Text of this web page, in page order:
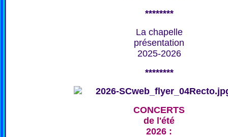
********
La chapelle
présentation
2025-2026
********
CONCERTS
de l'été
2026 :